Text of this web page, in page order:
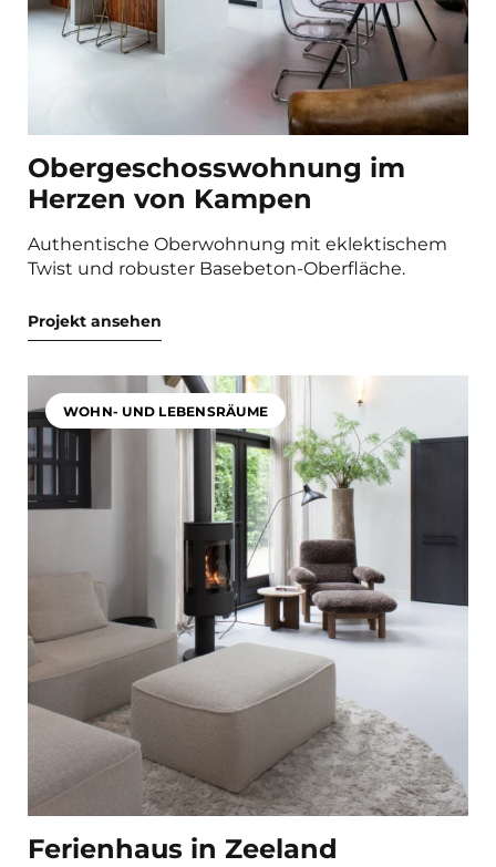
Obergeschosswohnung im
Herzen von Kampen
Authentische Oberwohnung mit eklektischem
Twist und robuster Basebeton-Oberfläche.
Projekt ansehen
WOHN- UND LEBENSRÄUME
Ferienhaus in Zeeland